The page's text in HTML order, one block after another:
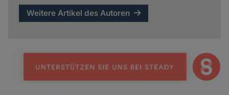
Weitere Artikel des Autoren